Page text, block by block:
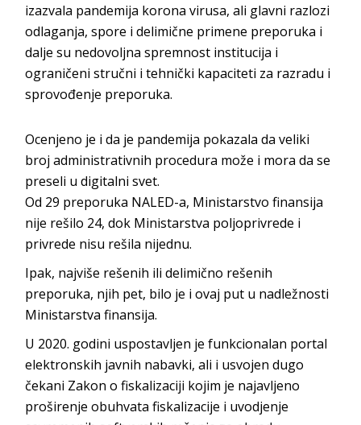
izazvala pandemija korona virusa, ali glavni razlozi
odlaganja, spore i delimične primene preporuka i
dalje su nedovoljna spremnost institucija i
ograničeni stručni i tehnički kapaciteti za razradu i
sprovođenje preporuka.
Ocenjeno je i da je pandemija pokazala da veliki
broj administrativnih procedura može i mora da se
preseli u digitalni svet.
Od 29 preporuka NALED-a, Ministarstvo finansija
nije rešilo 24, dok Ministarstva poljoprivrede i
privrede nisu rešila nijednu.
Ipak, najviše rešenih ili delimično rešenih
preporuka, njih pet, bilo je i ovaj put u nadležnosti
Ministarstva finansija.
U 2020. godini uspostavljen je funkcionalan portal
elektronskih javnih nabavki, ali i usvojen dugo
čekani Zakon o fiskalizaciji kojim je najavljeno
proširenje obuhvata fiskalizacije i uvodjenje